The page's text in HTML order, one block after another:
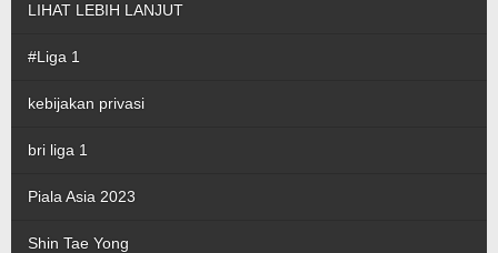
LIHAT LEBIH LANJUT
#Liga 1
kebijakan privasi
bri liga 1
Piala Asia 2023
Shin Tae Yong